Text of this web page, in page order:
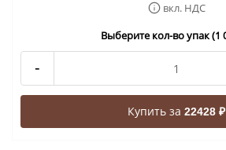
вкл. НДС
Выберите кол-во упак (1
-
Купить за 22428 ₽